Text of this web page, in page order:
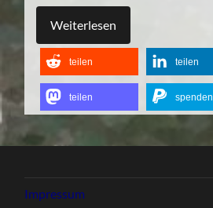
Weiterlesen
teilen teilen
teilen spenden
Impressum